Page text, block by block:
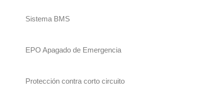
Sistema BMS
EPO Apagado de Emergencia
Protección contra corto circuito